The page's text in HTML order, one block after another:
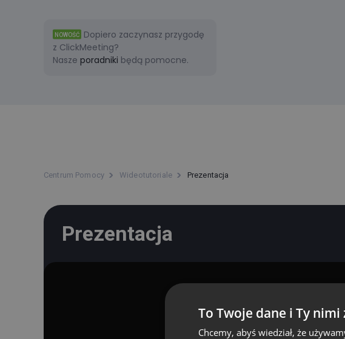
NOWOŚĆ
Dopiero zaczynasz przygodę
z ClickMeeting?
Nasze poradniki będą pomocne.
Centrum Pomocy Wideotutoriale Prezentacja
Prezentacja
To Twoje dane i Ty nimi
Chcemy, abyś wiedział, że